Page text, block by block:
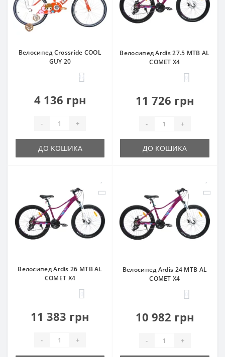
Велосипед Crossride COOL
GUY 20
14
4 136 грн
- +
ДО КОШИКА
Велосипед Ardis 27.5 MTB AL
COMET X4
11 726 грн
- +
ДО КОШИКА
Велосипед Ardis 26 MTB AL
COMET X4
11 383 грн
- +
Велосипед Ardis 24 MTB AL
COMET X4
10 982 грн
- +